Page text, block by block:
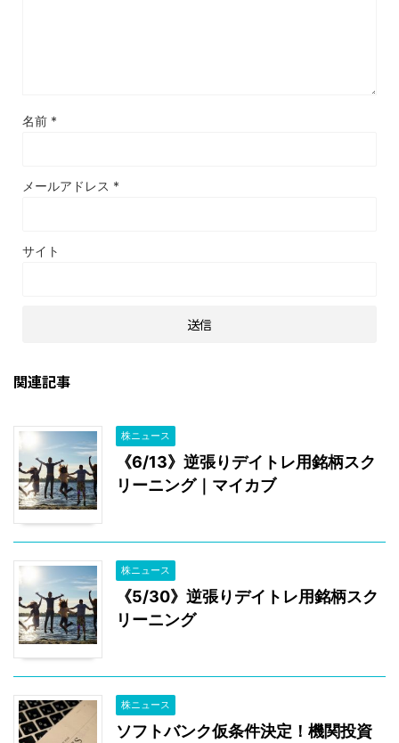
名前 *
メールアドレス *
サイト
関連記事
株ニュース
《6/13》逆張りデイトレ用銘柄スク
リーニング｜マイカブ
株ニュース
《5/30》逆張りデイトレ用銘柄スク
リーニング
株ニュース
ソフトバンク仮条件決定！機関投資